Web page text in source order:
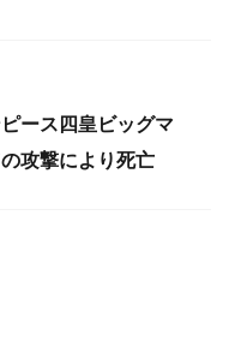
ース四皇ビッグマ
攻撃により死亡